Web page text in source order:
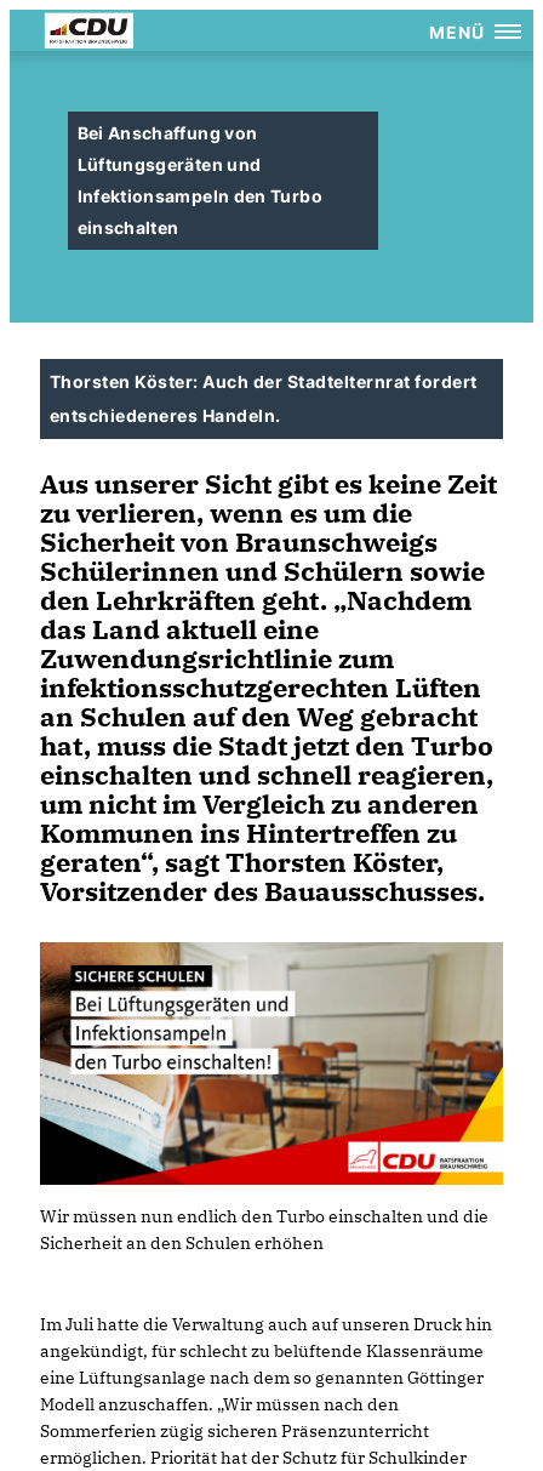
MENÜ
Bei Anschaffung von
Lüftungsgeräten und
Infektionsampeln den Turbo
einschalten
Thorsten Köster: Auch der Stadtelternrat fordert
entschiedeneres Handeln.
Aus unserer Sicht gibt es keine Zeit
zu verlieren, wenn es um die
Sicherheit von Braunschweigs
Schülerinnen und Schülern sowie
den Lehrkräften geht. „Nachdem
das Land aktuell eine
Zuwendungsrichtlinie zum
infektionsschutzgerechten Lüften
an Schulen auf den Weg gebracht
hat, muss die Stadt jetzt den Turbo
einschalten und schnell reagieren,
um nicht im Vergleich zu anderen
Kommunen ins Hintertreffen zu
geraten“, sagt Thorsten Köster,
Vorsitzender des Bauausschusses.
Wir müssen nun endlich den Turbo einschalten und die
Sicherheit an den Schulen erhöhen
Im Juli hatte die Verwaltung auch auf unseren Druck hin
angekündigt, für schlecht zu belüftende Klassenräume
eine Lüftungsanlage nach dem so genannten Göttinger
Modell anzuschaffen. „Wir müssen nach den
Sommerferien zügig sicheren Präsenzunterricht
ermöglichen. Priorität hat der Schutz für Schulkinder